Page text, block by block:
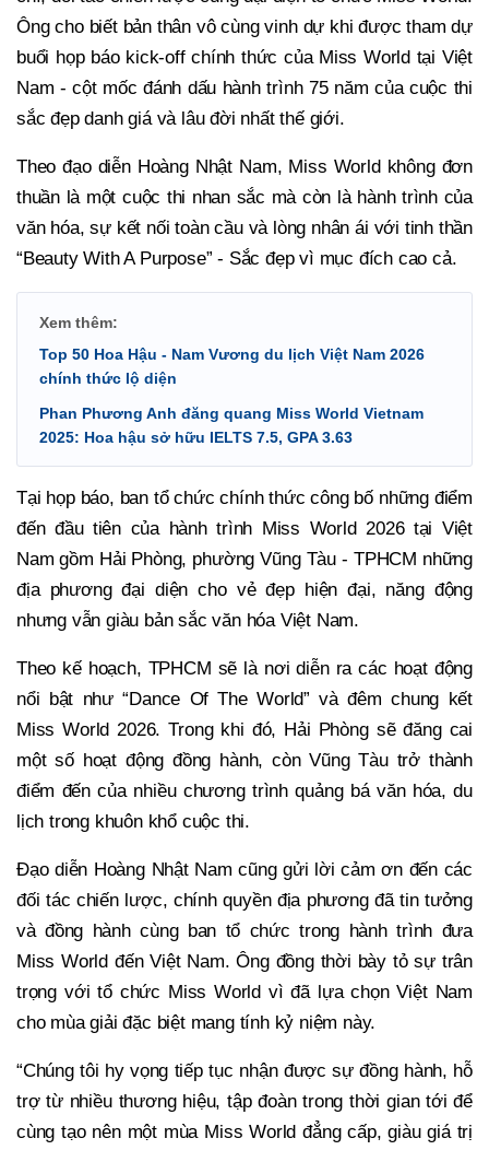
Ông cho biết bản thân vô cùng vinh dự khi được tham dự
buổi họp báo kick-off chính thức của Miss World tại Việt
Nam - cột mốc đánh dấu hành trình 75 năm của cuộc thi
sắc đẹp danh giá và lâu đời nhất thế giới.
Theo đạo diễn Hoàng Nhật Nam, Miss World không đơn
thuần là một cuộc thi nhan sắc mà còn là hành trình của
văn hóa, sự kết nối toàn cầu và lòng nhân ái với tinh thần
“Beauty With A Purpose” - Sắc đẹp vì mục đích cao cả.
Xem thêm:
Top 50 Hoa Hậu - Nam Vương du lịch Việt Nam 2026
chính thức lộ diện
Phan Phương Anh đăng quang Miss World Vietnam
2025: Hoa hậu sở hữu IELTS 7.5, GPA 3.63
Tại họp báo, ban tổ chức chính thức công bố những điểm
đến đầu tiên của hành trình Miss World 2026 tại Việt
Nam gồm Hải Phòng, phường Vũng Tàu - TPHCM những
địa phương đại diện cho vẻ đẹp hiện đại, năng động
nhưng vẫn giàu bản sắc văn hóa Việt Nam.
Theo kế hoạch, TPHCM sẽ là nơi diễn ra các hoạt động
nổi bật như “Dance Of The World” và đêm chung kết
Miss World 2026. Trong khi đó, Hải Phòng sẽ đăng cai
một số hoạt động đồng hành, còn Vũng Tàu trở thành
điểm đến của nhiều chương trình quảng bá văn hóa, du
lịch trong khuôn khổ cuộc thi.
Đạo diễn Hoàng Nhật Nam cũng gửi lời cảm ơn đến các
đối tác chiến lược, chính quyền địa phương đã tin tưởng
và đồng hành cùng ban tổ chức trong hành trình đưa
Miss World đến Việt Nam. Ông đồng thời bày tỏ sự trân
trọng với tổ chức Miss World vì đã lựa chọn Việt Nam
cho mùa giải đặc biệt mang tính kỷ niệm này.
“Chúng tôi hy vọng tiếp tục nhận được sự đồng hành, hỗ
trợ từ nhiều thương hiệu, tập đoàn trong thời gian tới để
cùng tạo nên một mùa Miss World đẳng cấp, giàu giá trị